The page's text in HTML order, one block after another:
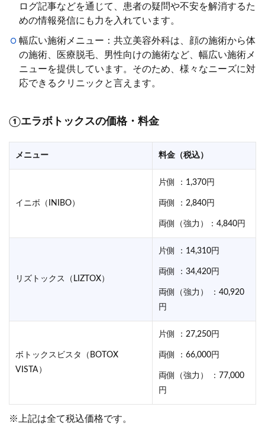
ログ記事などを通じて、患者の疑問や不安を解消するた
めの情報発信にも力を入れています。
幅広い施術メニュー：共立美容外科は、顔の施術から体
の施術、医療脱毛、男性向けの施術など、幅広い施術メ
ニューを提供しています。そのため、様々なニーズに対
応できるクリニックと言えます。
①エラボトックスの価格・料金
メニュー 料金（税込）
イニボ（INIBO）
片側 ：1,370円
両側 ：2,840円
両側（強力）：4,840円
リズトックス（LIZTOX）
片側 ：14,310円
両側 ：34,420円
両側（強力） ：40,920
円
ボトックスビスタ（BOTOX
VISTA）
片側 ：27,250円
両側 ：66,000円
両側（強力） ：77,000
円
※上記は全て税込価格です。